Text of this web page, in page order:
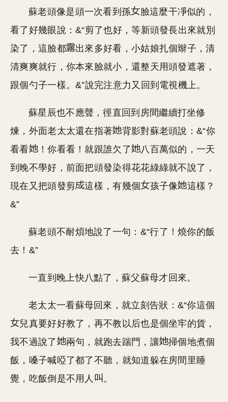
蘇老頭像是頭一次看到孫
臉這麼干凈似的，
看了好幾眼說：&“剪了也好，等新頭發長出來就別
染了，這臉都
出來多好看，小姑娘扎個辮子，清
清爽爽就行，你本來臉就小，還整天用頭發遮著，
跟個勺子一樣。&”說完注意力又回到電視機上。
蘇星辰也不應聲，徑直回到房間繼續打坐修
煉，外面老太太還在指著
背影對蘇老頭說：&“你
看看
！你看看！就跟誰欠了
八百萬似的，一天
到晚不學好，前面把頭發染得花花綠綠就不說了，
現在又把頭發剪
這樣，有幾個 孩子像
這樣？
&”
蘇老頭不耐煩地說了一句：&“行了！燒你的飯
去！&”
一直到晚上快八點了，蘇父蘇母才回來。
老太太一看蘇母回來，就立刻告狀：&“你這個
兒真要好好教了，再不教以后也是個坐牢的貨，
我不過說了
兩句，就跑去踹門，讓
掃個地煮個
飯，嗓子喊啞了都了不聽，就知道躲在房間里睡
覺，吃飯倒是不用人
。